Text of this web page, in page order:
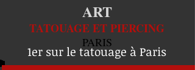
ART
TATOUAGE ET PIERCING
PARIS
1er sur le tatouage à Paris